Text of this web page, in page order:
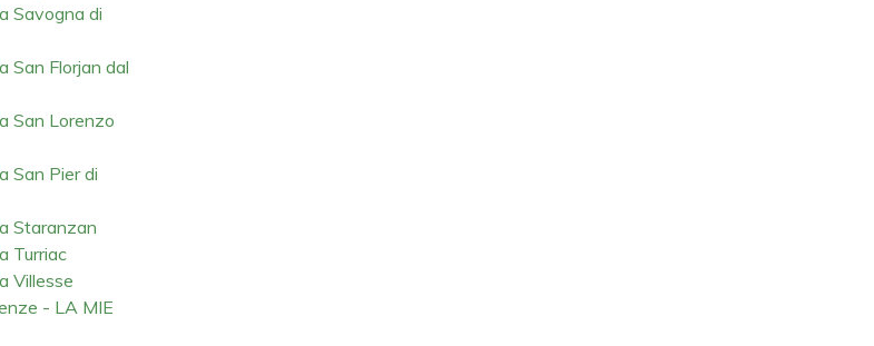
Savogna di
San Florjan dal
San Lorenzo
San Pier di
Staranzan
Turriac
Villesse
- LA MIE